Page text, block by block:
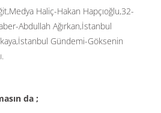
Haliç-Hakan Hapçıoğlu,32-
Abdullah Ağırkan,İstanbul
Gündemi-Göksenin
da ;